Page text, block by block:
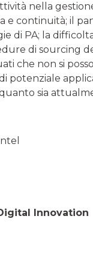
nella
e continuità; il
di PA; la
di sourcing
che non si
potenziale
sia
Innovation